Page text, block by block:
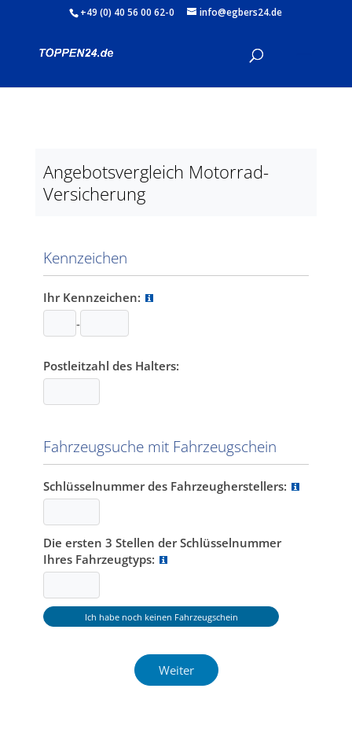
+49 (0) 40 56 00 62-0 info@egbers24.de